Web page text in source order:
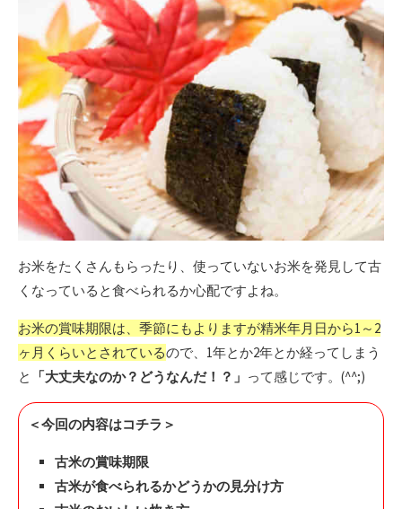
お米をたくさんもらったり、使っていないお米を発見して古
くなっていると食べられるか心配ですよね。
お米の賞味期限は、季節にもよりますが精米年月日から1～2
ヶ月くらいとされているので、1年とか2年とか経ってしまう
と
「大丈夫なのか？どうなんだ！？」 って感じです。(^^;)
＜今回の内容はコチラ＞
古米の賞味期限
古米が食べられるかどうかの見分け方